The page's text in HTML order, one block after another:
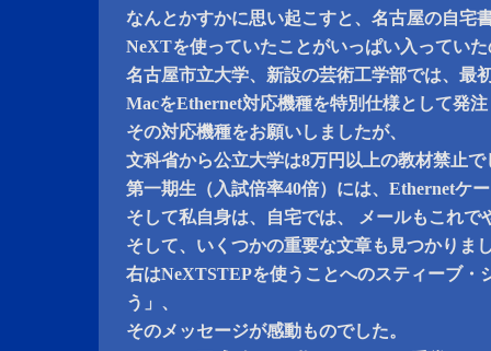
なんとかすかに思い起こすと、名古屋の自宅
NeXTを使っていたことがいっぱい入ってい
名古屋市立大学、新設の芸術工学部では、最
MacをEthernet対応機種を特別仕様として発
その対応機種をお願いしましたが、
文科省から公立大学は8万円以上の教材禁止
第一期生（入試倍率40倍）には、Ethernetケ
そして私自身は、自宅では、 メールもこれで
そして、いくつかの重要な文章も見つかりま
右はNeXTSTEPを使うことへのスティーブ・
う」、
そのメッセージが感動ものでした。